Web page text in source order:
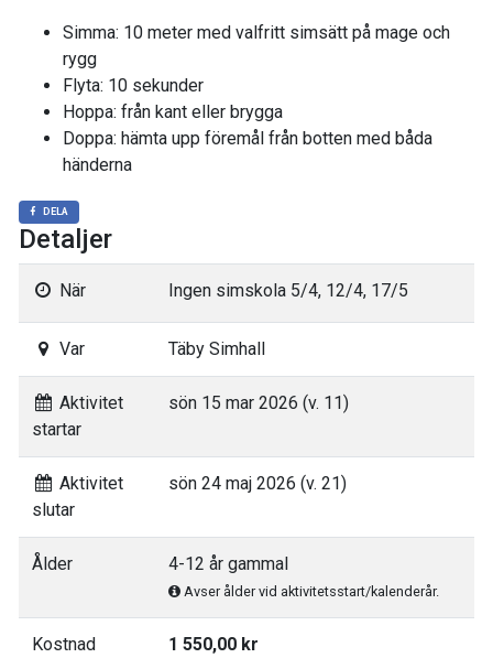
Simma: 10 meter med valfritt simsätt på mage och
rygg
Flyta: 10 sekunder
Hoppa: från kant eller brygga
Doppa: hämta upp föremål från botten med båda
händerna
DELA
Detaljer
När Ingen simskola 5/4, 12/4, 17/5
Var Täby Simhall
Aktivitet
startar
sön 15 mar 2026 (v. 11)
Aktivitet
slutar
sön 24 maj 2026 (v. 21)
Ålder 4-12 år gammal
Avser ålder vid aktivitetsstart/kalenderår.
Kostnad 1 550,00 kr